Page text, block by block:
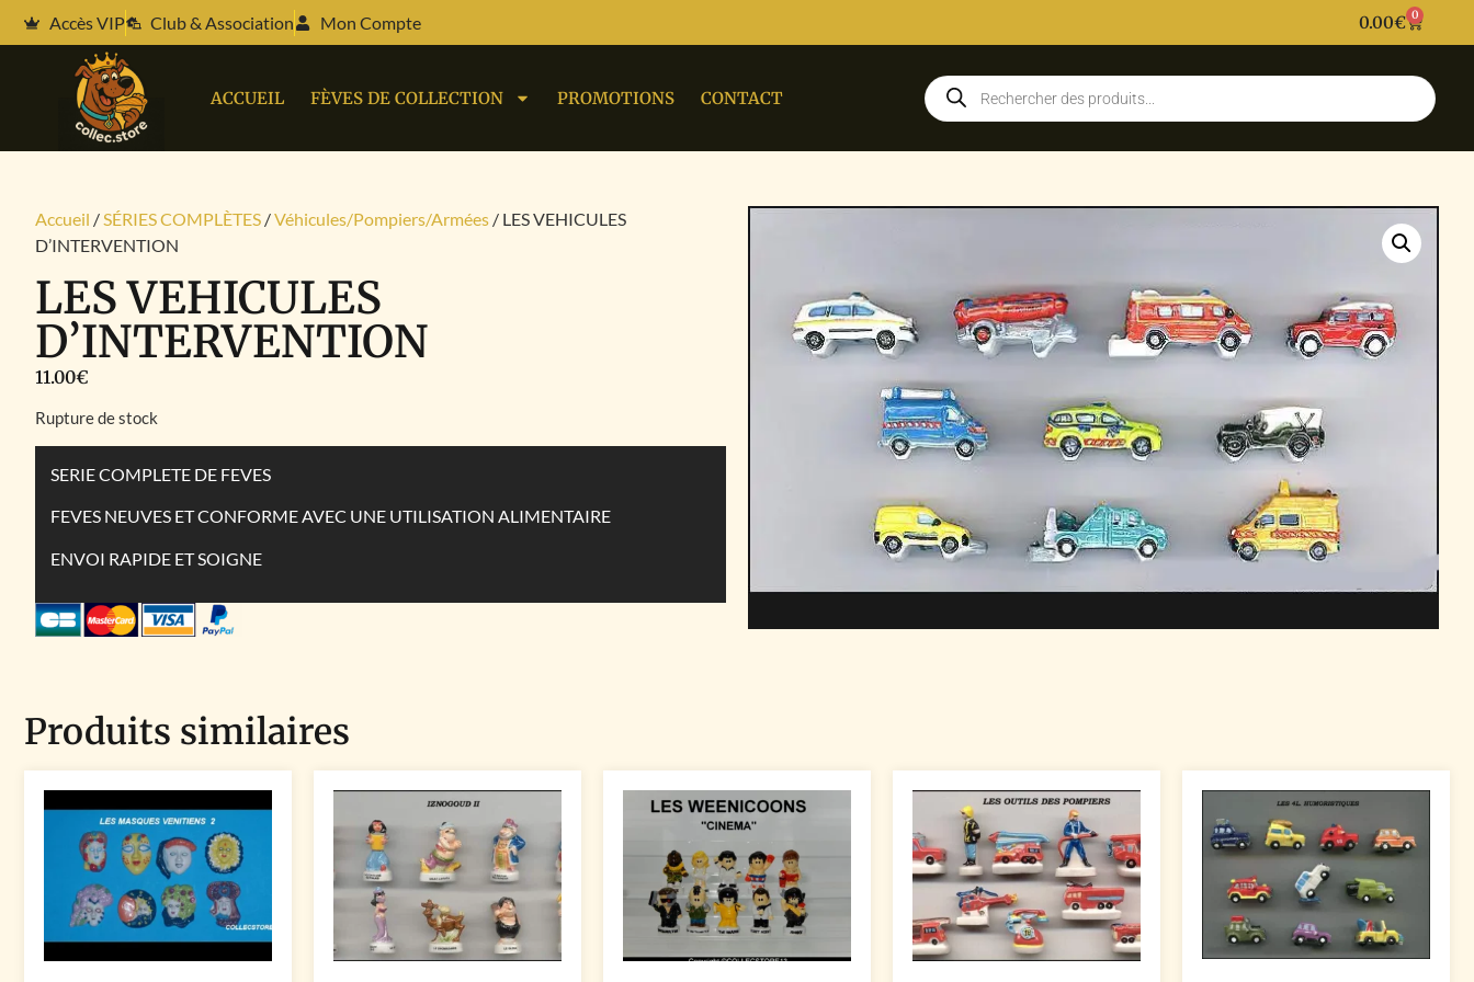
Accès VIP Club & Association Mon Compte 0.00€ 0
ACCUEIL FÈVES DE COLLECTION PROMOTIONS CONTACT
Accueil /SÉRIES COMPLÈTES /Véhicules/Pompiers/Armées / LES VEHICULES
D’INTERVENTION
LES VEHICULES
D’INTERVENTION
11.00€
Rupture de stock
SERIE COMPLETE DE FEVES
FEVES NEUVES ET CONFORME AVEC UNE UTILISATION ALIMENTAIRE
ENVOI RAPIDE ET SOIGNE
Produits similaires